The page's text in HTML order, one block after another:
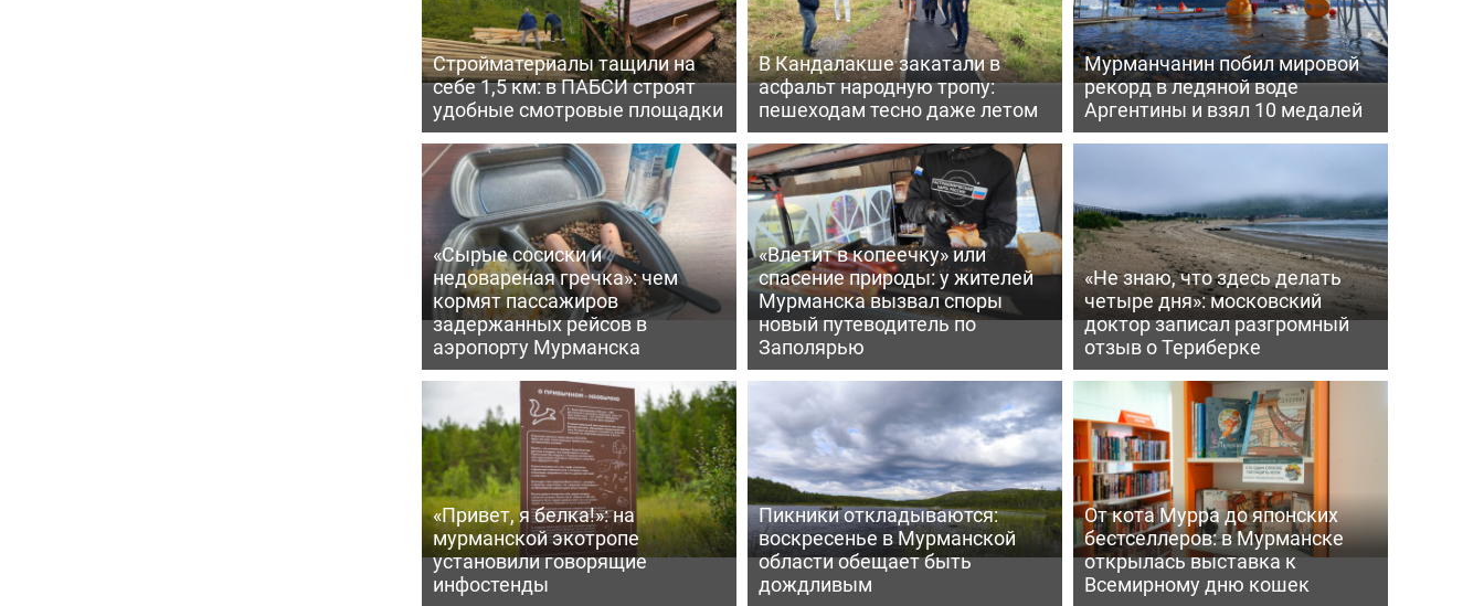
Стройматериалы тащили на
себе 1,5 км: в ПАБСИ строят
удобные смотровые площадки
В Кандалакше закатали в
асфальт народную тропу:
пешеходам тесно даже летом
Мурманчанин побил мировой
рекорд в ледяной воде
Аргентины и взял 10 медалей
«Сырые сосиски и
недовареная гречка»: чем
кормят пассажиров
задержанных рейсов в
аэропорту Мурманска
«Влетит в копеечку» или
спасение природы: у жителей
Мурманска вызвал споры
новый путеводитель по
Заполярью
«Не знаю, что здесь делать
четыре дня»: московский
доктор записал разгромный
отзыв о Териберке
«Привет, я белка!»: на
мурманской экотропе
установили говорящие
инфостенды
Пикники откладываются:
воскресенье в Мурманской
области обещает быть
дождливым
От кота Мурра до японских
бестселлеров: в Мурманске
открылась выставка к
Всемирному дню кошек